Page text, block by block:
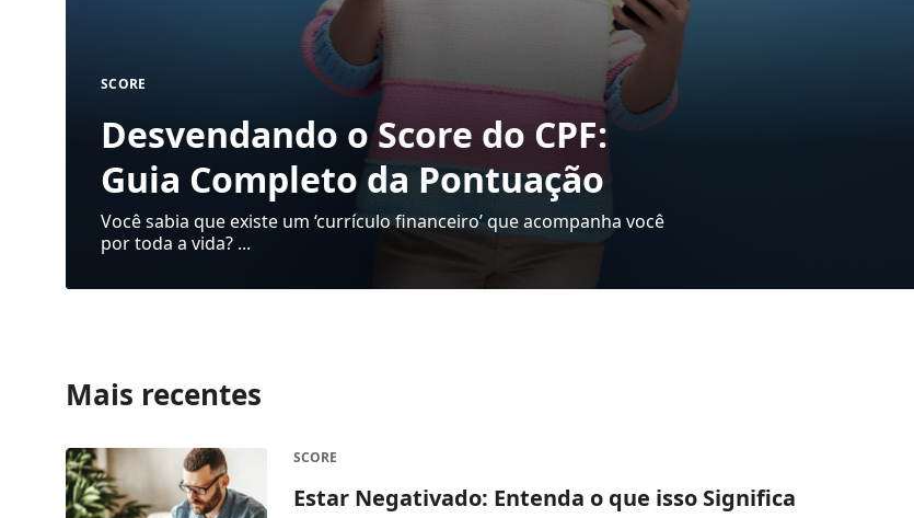
SCORE
Desvendando o Score do CPF:
Guia Completo da Pontuação
Você sabia que existe um ‘currículo financeiro’ que acompanha você
por toda a vida? ...
Mais recentes
SCORE
Estar Negativado: Entenda o que isso Significa